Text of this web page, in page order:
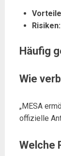
Risiken:
Häufig
Wie
„MESA
offizielle
Welche